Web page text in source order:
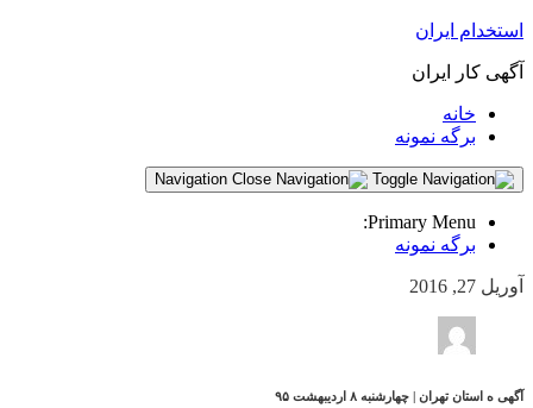
استخدام ایران
آگهی کار ایران
خانه
برگه نمونه
Primary Menu:
برگه نمونه
آوریل 27, 2016
آگهی ه استان تهران | چهارشنبه ۸ اردیبهشت ۹۵